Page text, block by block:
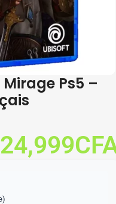
Mirage Ps5 –
24,999